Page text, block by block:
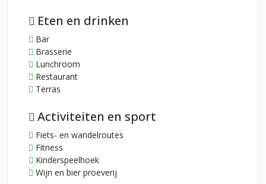
Eten en drinken
Bar
Brasserie
Lunchroom
Restaurant
Terras
Activiteiten en sport
Fiets- en wandelroutes
Fitness
Kinderspeelhoek
Wijn en bier proeverij